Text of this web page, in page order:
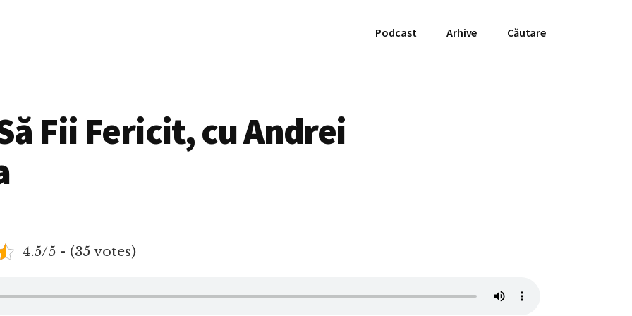
Podcast Arhive Căutare
Fii Fericit, cu Andrei
4.5/5 - (35 votes)